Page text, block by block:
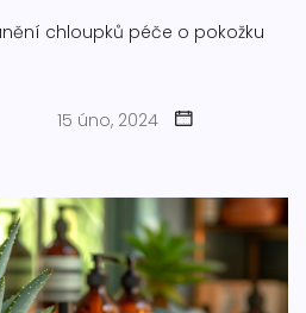
chloupků péče o pokožku
15 úno, 2024